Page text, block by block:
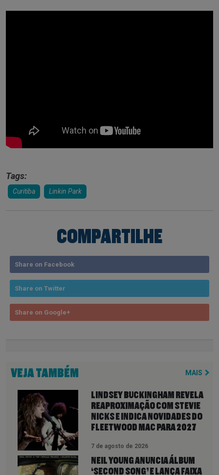
Tags:
Curitiba Linkin Park
COMPARTILHE
Share on Facebook
Share on Twitter
Share on Google+
VEJA TAMBÉM MAIS
LINDSEY BUCKINGHAM REVELA
REAPROXIMAÇÃO COM STEVIE
NICKS E INDICA NOVIDADES DO
FLEETWOOD MAC PARA 2027
7 de agosto de 2026
NEIL YOUNG ANUNCIA ÁLBUM
‘SECOND SONG’ E LANÇA FAIXA